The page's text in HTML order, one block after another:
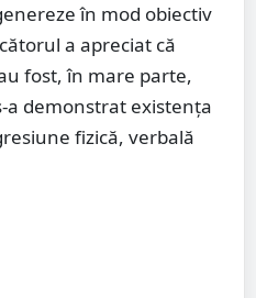
în mod obiectiv
a apreciat că
fost, în mare parte,
a demonstrat existența
fizică, verbală